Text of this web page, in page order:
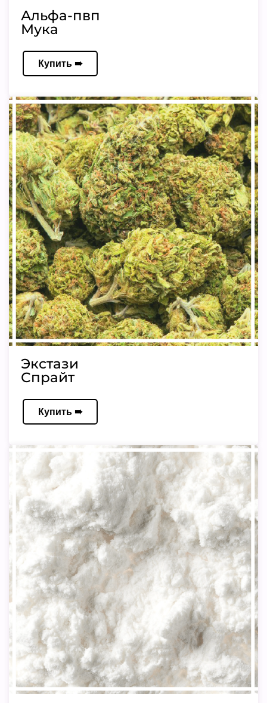
Альфа-пвп
Мука
Купить ➠
Экстази
Спрайт
Купить ➠